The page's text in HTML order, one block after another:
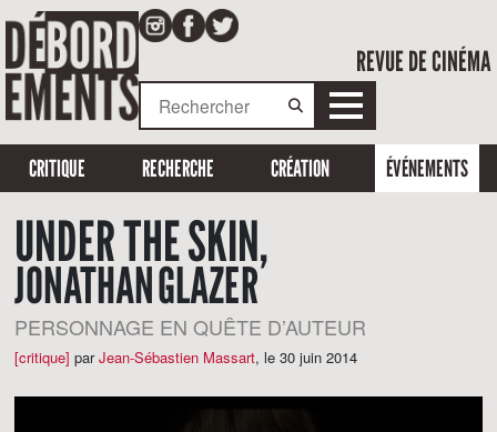
REVUE DE CINÉMA
CRITIQUE RECHERCHE CRÉATION ÉVÉNEMENTS
UNDER THE SKIN,
JONATHAN GLAZER
PERSONNAGE EN QUÊTE D’AUTEUR
[critique] parJean-Sébastien Massart, le 30 juin 2014